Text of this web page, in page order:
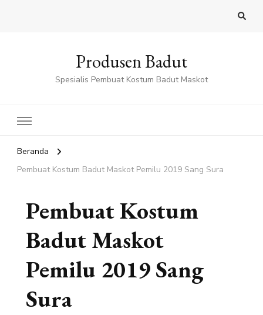
Produsen Badut
Spesialis Pembuat Kostum Badut Maskot
Beranda
Pembuat Kostum Badut Maskot Pemilu 2019 Sang Sura
Pembuat Kostum
Badut Maskot
Pemilu 2019 Sang
Sura